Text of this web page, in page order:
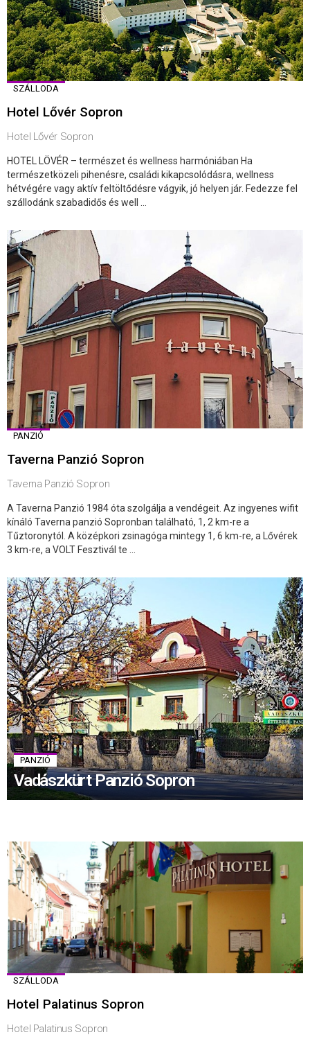
SZÁLLODA
Hotel Lővér Sopron
Hotel Lővér Sopron
HOTEL LÖVÉR – természet és wellness harmóniában Ha
természetközeli pihenésre, családi kikapcsolódásra, wellness
hétvégére vagy aktív feltöltődésre vágyik, jó helyen jár. Fedezze fel
szállodánk szabadidős és well ...
PANZIÓ
Taverna Panzió Sopron
Taverna Panzió Sopron
A Taverna Panzió 1984 óta szolgálja a vendégeit. Az ingyenes wifit
kínáló Taverna panzió Sopronban található, 1, 2 km-re a
Tűztoronytól. A középkori zsinagóga mintegy 1, 6 km-re, a Lővérek
3 km-re, a VOLT Fesztivál te ...
PANZIÓ
Vadászkürt Panzió Sopron
SZÁLLODA
Hotel Palatinus Sopron
Hotel Palatinus Sopron